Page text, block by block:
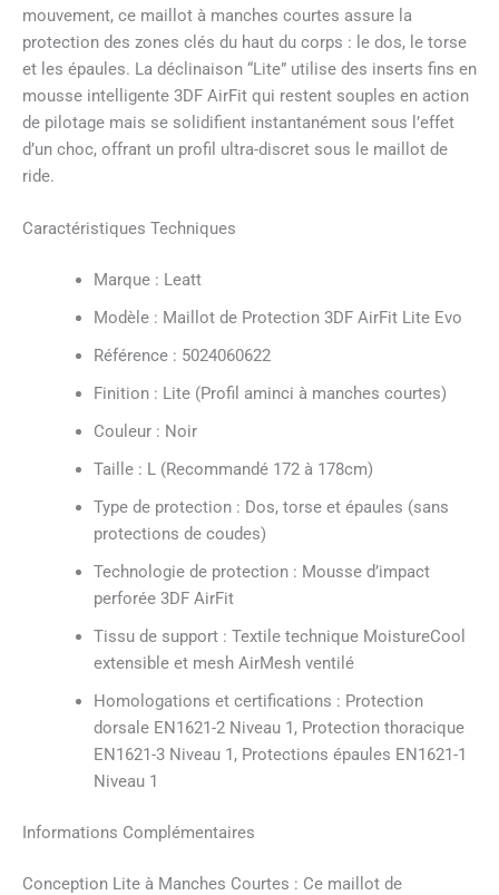
mouvement, ce maillot à manches courtes assure la
protection des zones clés du haut du corps : le dos, le torse
et les épaules. La déclinaison “Lite” utilise des inserts fins en
mousse intelligente 3DF AirFit qui restent souples en action
de pilotage mais se solidifient instantanément sous l’effet
d’un choc, offrant un profil ultra-discret sous le maillot de
ride.
Caractéristiques Techniques
Marque : Leatt
Modèle : Maillot de Protection 3DF AirFit Lite Evo
Référence : 5024060622
Finition : Lite (Profil aminci à manches courtes)
Couleur : Noir
Taille : L (Recommandé 172 à 178cm)
Type de protection : Dos, torse et épaules (sans
protections de coudes)
Technologie de protection : Mousse d’impact
perforée 3DF AirFit
Tissu de support : Textile technique MoistureCool
extensible et mesh AirMesh ventilé
Homologations et certifications : Protection
dorsale EN1621-2 Niveau 1, Protection thoracique
EN1621-3 Niveau 1, Protections épaules EN1621-1
Niveau 1
Informations Complémentaires
Conception Lite à Manches Courtes : Ce maillot de